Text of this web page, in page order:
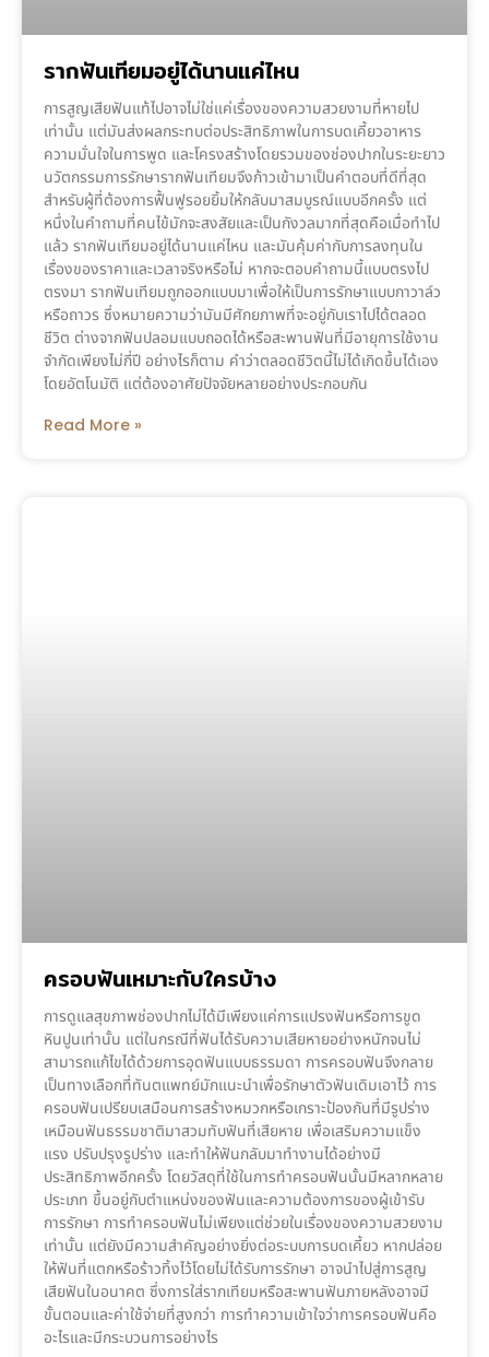
รากฟันเทียมอยู่ได้นานแค่ไหน
การสูญเสียฟันแท้ไปอาจไม่ใช่แค่เรื่องของความสวยงามที่หายไป
เท่านั้น แต่มันส่งผลกระทบต่อประสิทธิภาพในการบดเคี้ยวอาหาร
ความมั่นใจในการพูด และโครงสร้างโดยรวมของช่องปากในระยะยาว
นวัตกรรมการรักษารากฟันเทียมจึงก้าวเข้ามาเป็นคำตอบที่ดีที่สุด
สำหรับผู้ที่ต้องการฟื้นฟูรอยยิ้มให้กลับมาสมบูรณ์แบบอีกครั้ง แต่
หนึ่งในคำถามที่คนไข้มักจะสงสัยและเป็นกังวลมากที่สุดคือเมื่อทำไป
แล้ว รากฟันเทียมอยู่ได้นานแค่ไหน และมันคุ้มค่ากับการลงทุนใน
เรื่องของราคาและเวลาจริงหรือไม่ หากจะตอบคำถามนี้แบบตรงไป
ตรงมา รากฟันเทียมถูกออกแบบมาเพื่อให้เป็นการรักษาแบบกาวาล์ว
หรือถาวร ซึ่งหมายความว่ามันมีศักยภาพที่จะอยู่กับเราไปได้ตลอด
ชีวิต ต่างจากฟันปลอมแบบถอดได้หรือสะพานฟันที่มีอายุการใช้งาน
จำกัดเพียงไม่กี่ปี อย่างไรก็ตาม คำว่าตลอดชีวิตนี้ไม่ได้เกิดขึ้นได้เอง
โดยอัตโนมัติ แต่ต้องอาศัยปัจจัยหลายอย่างประกอบกัน
Read More »
ครอบฟันเหมาะกับใครบ้าง
การดูแลสุขภาพช่องปากไม่ได้มีเพียงแค่การแปรงฟันหรือการขูด
หินปูนเท่านั้น แต่ในกรณีที่ฟันได้รับความเสียหายอย่างหนักจนไม่
สามารถแก้ไขได้ด้วยการอุดฟันแบบธรรมดา การครอบฟันจึงกลาย
เป็นทางเลือกที่ทันตแพทย์มักแนะนำเพื่อรักษาตัวฟันเดิมเอาไว้ การ
ครอบฟันเปรียบเสมือนการสร้างหมวกหรือเกราะป้องกันที่มีรูปร่าง
เหมือนฟันธรรมชาติมาสวมทับฟันที่เสียหาย เพื่อเสริมความแข็ง
แรง ปรับปรุงรูปร่าง และทำให้ฟันกลับมาทำงานได้อย่างมี
ประสิทธิภาพอีกครั้ง โดยวัสดุที่ใช้ในการทำครอบฟันนั้นมีหลากหลาย
ประเภท ขึ้นอยู่กับตำแหน่งของฟันและความต้องการของผู้เข้ารับ
การรักษา การทำครอบฟันไม่เพียงแต่ช่วยในเรื่องของความสวยงาม
เท่านั้น แต่ยังมีความสำคัญอย่างยิ่งต่อระบบการบดเคี้ยว หากปล่อย
ให้ฟันที่แตกหรือร้าวทิ้งไว้โดยไม่ได้รับการรักษา อาจนำไปสู่การสูญ
เสียฟันในอนาคต ซึ่งการใส่รากเทียมหรือสะพานฟันภายหลังอาจมี
ขั้นตอนและค่าใช้จ่ายที่สูงกว่า การทำความเข้าใจว่าการครอบฟันคือ
อะไรและมีกระบวนการอย่างไร